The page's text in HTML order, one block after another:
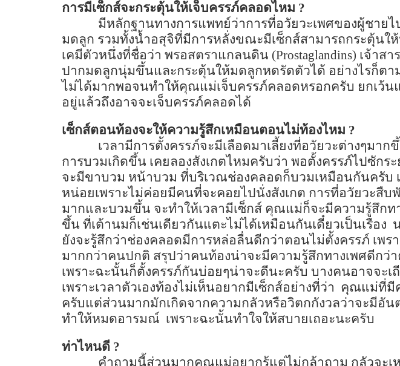
การมีเซ็กส์จะกระตุ้นให้เจ็บครรภ์คลอดไหม ?
มีหลักฐานทางการแพทย์ว่าการที่อวัยวะเพศของผู้ชาย
มดลูก รวมทั้งน้ำอสุจิที่มีการหลั่งขณะมีเซ็กส์สามารถกระตุ้นใ
เคมีตัวหนึ่งที่ชื่อว่า พรอสตราแกลนดิน (Prostaglandins) เจ้าส
ปากมดลูกนุ่มขึ้นและกระตุ้นให้มดลูกหดรัดตัวได้ อย่างไรก็ตา
ไม่ได้มากพอจนทำให้คุณแม่เจ็บครรภ์คลอดหรอกครับ ยกเว้
อยู่แล้วถึงอาจจะเจ็บครรภ์คลอดได้
เซ็กส์ตอนท้องจะให้ความรู้สึกเหมือนตอนไม่ท้องไหม ?
เวลามีการตั้งครรภ์จะมีเลือดมาเลี้ยงที่อวัยวะต่างๆมา
การบวมเกิดขึ้น เคยลองสังเกตไหมครับว่า พอตั้งครรภ์ไปซัก
จะมีขาบวม หน้าบวม ที่บริเวณช่องคลอดก็บวมเหมือนกันครับ
หน่อยเพราะไม่ค่อยมีคนที่จะคอยไปนั่งสังเกต การที่อวัยวะสืบ
มากและบวมขึ้น จะทำให้เวลามีเซ็กส์ คุณแม่ก็จะมีความรู้สึกท
ขึ้น ที่เต้านมก็เช่นเดียวกันแตะไม่ได้เหมือนกันเดี๋ยวเป็นเรื่อง
ยังจะรู้สึกว่าช่องคลอดมีการหล่อลื่นดีกว่าตอนไม่ตั้งครรภ์ เพร
มากกว่าคนปกติ สรุปว่าคนท้องน่าจะมีความรู้สึกทางเพศดีกว่
เพราะฉะนั้นก็ตั้งครรภ์กันบ่อยๆน่าจะดีนะครับ บางคนอาจจะเถี
เพราะเวลาตัวเองท้องไม่เห็นอยากมีเซ็กส์อย่างที่ว่า คุณแม่ที่มี
ครับแต่ส่วนมากมักเกิดจากความกลัวหรือวิตกกังวลว่าจะมีอันต
ทำให้หมดอารมณ์ เพราะฉะนั้นทำใจให้สบายเถอะนะครับ
ท่าไหนดี ?
คำถามนี้ส่วนมากคุณแม่อยากรู้แต่ไม่กล้าถาม กลัวจะเ